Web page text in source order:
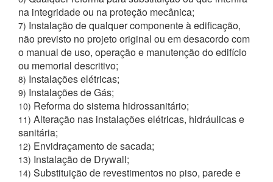
na integridade ou na proteção mecânica;
7) Instalação de qualquer componente à edificação,
não previsto no projeto original ou em desacordo com
o manual de uso, operação e manutenção do edifício
ou memorial descritivo;
8) Instalações elétricas;
9) Instalações de Gás;
10) Reforma do sistema hidrossanitário;
11) Alteração nas instalações elétricas, hidráulicas e
sanitária;
12) Envidraçamento de sacada;
13) Instalação de Drywall;
14) Substituição de revestimentos no piso, parede e